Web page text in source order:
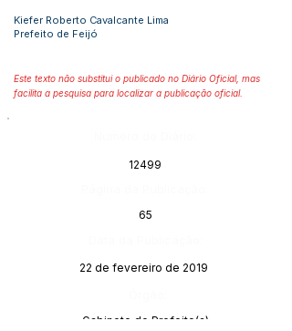
Kiefer Roberto Cavalcante Lima
Prefeito de Feijó
Este texto não substitui o publicado no Diário Oficial, mas
facilita a pesquisa para localizar a publicação oficial.
12499
65
22 de fevereiro de 2019
Gabinete do Prefeito(a)